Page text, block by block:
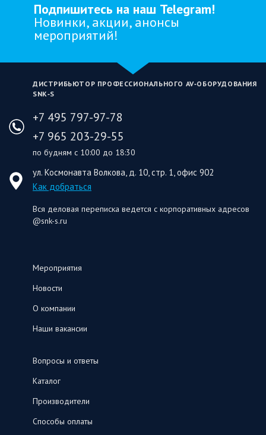
Подпишитесь на наш Telegram!
Новинки, акции, анонсы
мероприятий!
ДИСТРИБЬЮТОР ПРОФЕССИОНАЛЬНОГО AV‑ОБОРУДОВАНИЯ
SNK‑S
+7 495 797-97-78
+7 965 203-29-55
по будням с 10:00 до 18:30
ул. Космонавта Волкова, д. 10, стр. 1, офис 902
Как добраться
Вся деловая переписка ведется с корпоративных адресов
@snk-s.ru
Мероприятия
Новости
О компании
Наши вакансии
Вопросы и ответы
Каталог
Производители
Способы оплаты